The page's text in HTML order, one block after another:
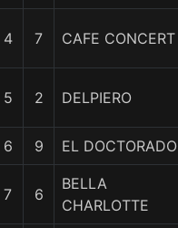
4 7 CAFE CONCERT
5 2 DELPIERO
6 9 EL DOCTORADO
7 6
BELLA
CHARLOTTE